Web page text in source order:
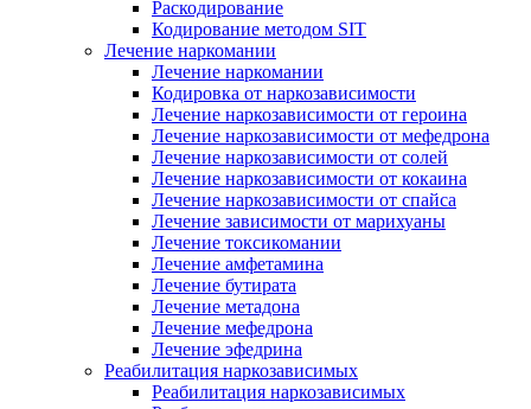
Раскодирование
Кодирование методом SIT
Лечение наркомании
Лечение наркомании
Кодировка от наркозависимости
Лечение наркозависимости от героина
Лечение наркозависимости от мефедрона
Лечение наркозависимости от солей
Лечение наркозависимости от кокаина
Лечение наркозависимости от спайса
Лечение зависимости от марихуаны
Лечение токсикомании
Лечение амфетамина
Лечение бутирата
Лечение метадона
Лечение мефедрона
Лечение эфедрина
Реабилитация наркозависимых
Реабилитация наркозависимых